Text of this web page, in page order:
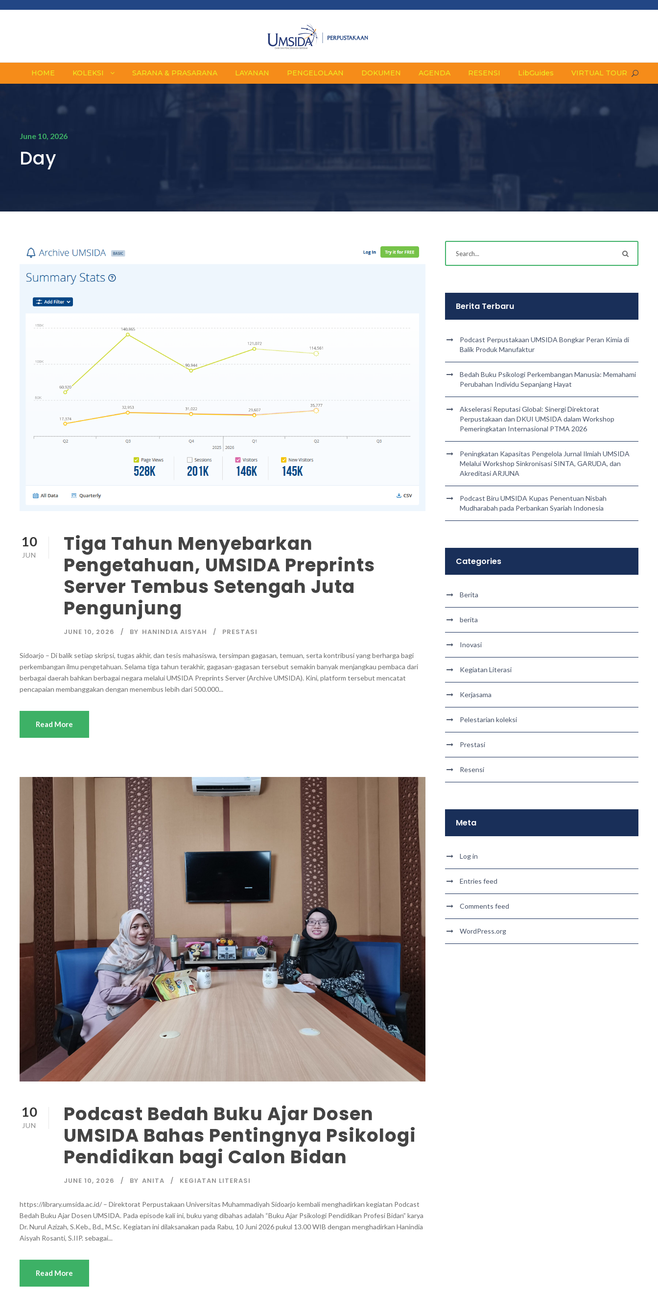
HOME KOLEKSI SARANA & PRASARANA LAYANAN PENGELOLAAN DOKUMEN AGENDA RESENSI LibGuides VIRTUAL TOUR
June 10, 2026
Day
10
JUN
Tiga Tahun Menyebarkan
Pengetahuan, UMSIDA Preprints
Server Tembus Setengah Juta
Pengunjung
JUNE 10, 2026 BY HANINDIA AISYAH PRESTASI
Sidoarjo – Di balik setiap skripsi, tugas akhir, dan tesis mahasiswa, tersimpan gagasan, temuan, serta kontribusi yang berharga bagi
perkembangan ilmu pengetahuan. Selama tiga tahun terakhir, gagasan-gagasan tersebut semakin banyak menjangkau pembaca dari
berbagai daerah bahkan berbagai negara melalui UMSIDA Preprints Server (Archive UMSIDA). Kini, platform tersebut mencatat
pencapaian membanggakan dengan menembus lebih dari 500.000...
Read More
10
JUN
Podcast Bedah Buku Ajar Dosen
UMSIDA Bahas Pentingnya Psikologi
Pendidikan bagi Calon Bidan
JUNE 10, 2026 BY ANITA KEGIATAN LITERASI
https://library.umsida.ac.id/ – Direktorat Perpustakaan Universitas Muhammadiyah Sidoarjo kembali menghadirkan kegiatan Podcast
Bedah Buku Ajar Dosen UMSIDA. Pada episode kali ini, buku yang dibahas adalah “Buku Ajar Psikologi Pendidikan Profesi Bidan” karya
Dr. Nurul Azizah, S.Keb., Bd., M.Sc. Kegiatan ini dilaksanakan pada Rabu, 10 Juni 2026 pukul 13.00 WIB dengan menghadirkan Hanindia
Aisyah Rosanti, S.IIP. sebagai...
Read More
Berita Terbaru
Podcast Perpustakaan UMSIDA Bongkar Peran Kimia di
Balik Produk Manufaktur
Bedah Buku Psikologi Perkembangan Manusia: Memahami
Perubahan Individu Sepanjang Hayat
Akselerasi Reputasi Global: Sinergi Direktorat
Perpustakaan dan DKUI UMSIDA dalam Workshop
Pemeringkatan Internasional PTMA 2026
Peningkatan Kapasitas Pengelola Jurnal Ilmiah UMSIDA
Melalui Workshop Sinkronisasi SINTA, GARUDA, dan
Akreditasi ARJUNA
Podcast Biru UMSIDA Kupas Penentuan Nisbah
Mudharabah pada Perbankan Syariah Indonesia
Categories
Berita
berita
Inovasi
Kegiatan Literasi
Kerjasama
Pelestarian koleksi
Prestasi
Resensi
Meta
Log in
Entries feed
Comments feed
WordPress.org